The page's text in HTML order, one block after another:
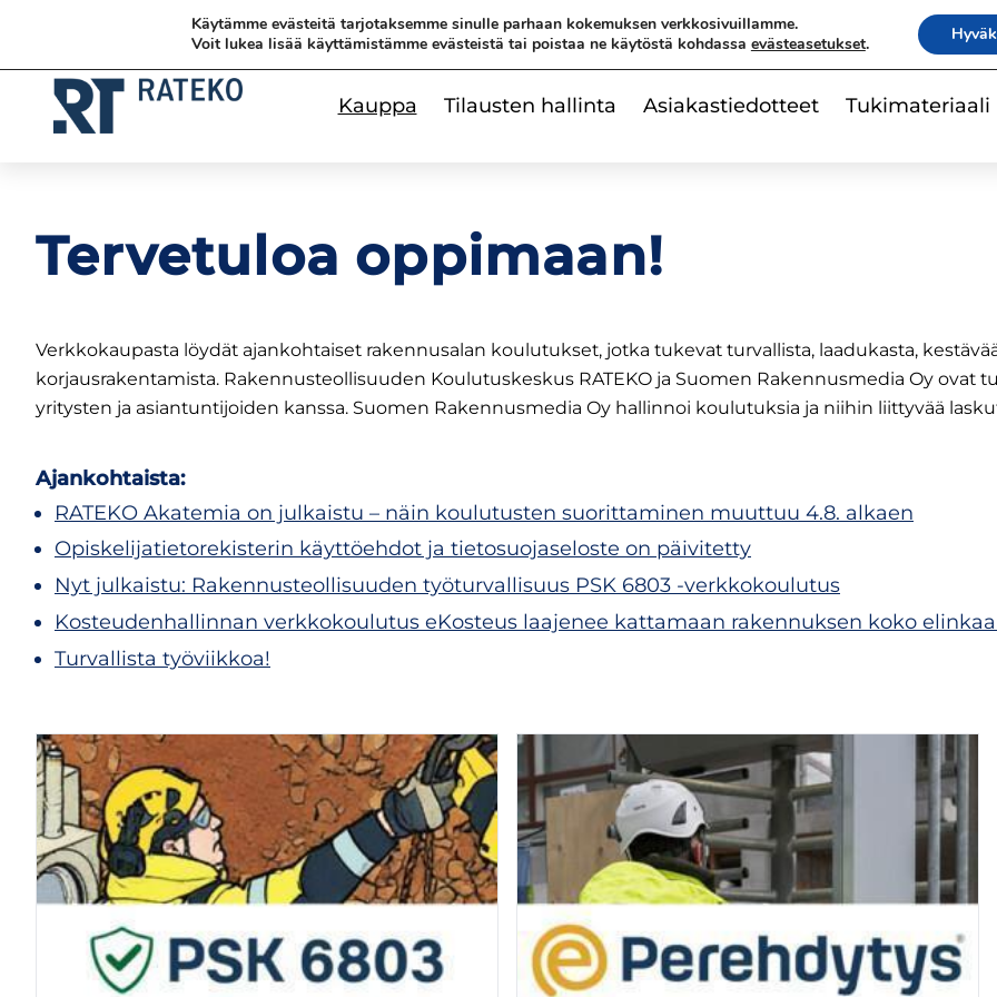
Ota yhteyttä Tilaa
Kauppa Tilausten hallinta Asiakastiedotteet Tukimateriaali
Tervetuloa oppimaan!
Verkkokaupasta löydät ajankohtaiset rakennusalan koulutukset, jotka tukevat turvallista, laadukasta,
korjausrakentamista. Rakennusteollisuuden Koulutuskeskus RATEKO ja Suomen Rakennusmedia Oy
yritysten ja asiantuntijoiden kanssa. Suomen Rakennusmedia Oy hallinnoi koulutuksia ja niihin liittyvää
Ajankohtaista:
RATEKO Akatemia on julkaistu – näin koulutusten suorittaminen muuttuu 4.8. alkaen
Opiskelijatietorekisterin käyttöehdot ja tietosuojaseloste on päivitetty
Nyt julkaistu: Rakennusteollisuuden työturvallisuus PSK 6803 -verkkokoulutus
Kosteudenhallinnan verkkokoulutus eKosteus laajenee kattamaan rakennuksen koko
Turvallista työviikkoa!
Käytämme evästeitä tarjotaksemme sinulle parhaan kokemuksen verkkosivuillamme.
Voit lukea lisää käyttämistämme evästeistä tai poistaa ne käytöstä kohdassa evästeasetukset.